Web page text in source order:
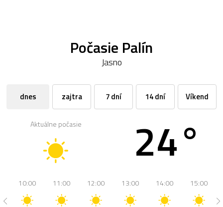
Počasie Palín
Jasno
dnes zajtra 7 dní 14 dní Víkend
Aktuálne počasie 24°
10:00 11:00 12:00 13:00 14:00 15:00